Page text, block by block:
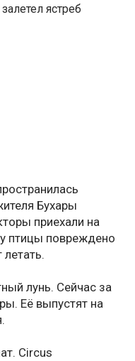
Бухары
приехали на
птицы повреждено
лунь. Сейчас за
Её выпустят на
Circus